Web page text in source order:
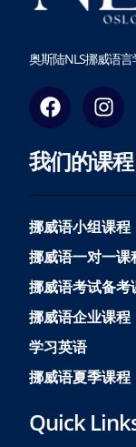
奥斯陆NLS挪威语
F
a
c
e
b
o
o
k
I
n
s
t
a
g
r
a
m
我们的课程
挪威语小组课程
挪威语一对一课
挪威语考试备考
挪威语企业课程
学习英语
挪威语夏季课程
Quick